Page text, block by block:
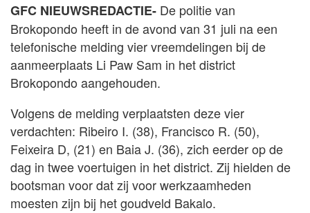
GFC NIEUWSREDACTIE- De politie van
Brokopondo heeft in de avond van 31 juli na een
telefonische melding vier vreemdelingen bij de
aanmeerplaats Li Paw Sam in het district
Brokopondo aangehouden.
Volgens de melding verplaatsten deze vier
verdachten: Ribeiro I. (38), Francisco R. (50),
Feixeira D, (21) en Baia J. (36), zich eerder op de
dag in twee voertuigen in het district. Zij hielden de
bootsman voor dat zij voor werkzaamheden
moesten zijn bij het goudveld Bakalo.